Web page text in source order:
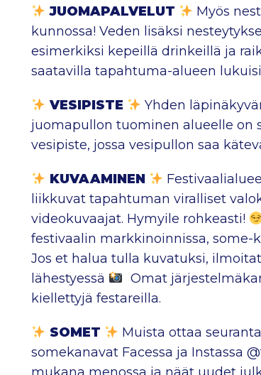
JUOMAPALVELUT
Myös
kunnossa! Veden lisäksi
esimerkiksi kepeillä drinkeillä ja
saatavilla tapahtuma-alueen
VESIPISTE
Yhden
juomapullon tuominen alueelle on
vesipiste, jossa vesipullon saa
KUVAAMINEN
liikkuvat tapahtuman viralliset
videokuvaajat. Hymyile rohkeasti!
festivaalin markkinoinnissa, some-
Jos et halua tulla kuvatuksi,
lähestyessä
Omat
kiellettyjä festareilla.
SOMET
Muista ottaa
somekanavat Facessa ja Instassa